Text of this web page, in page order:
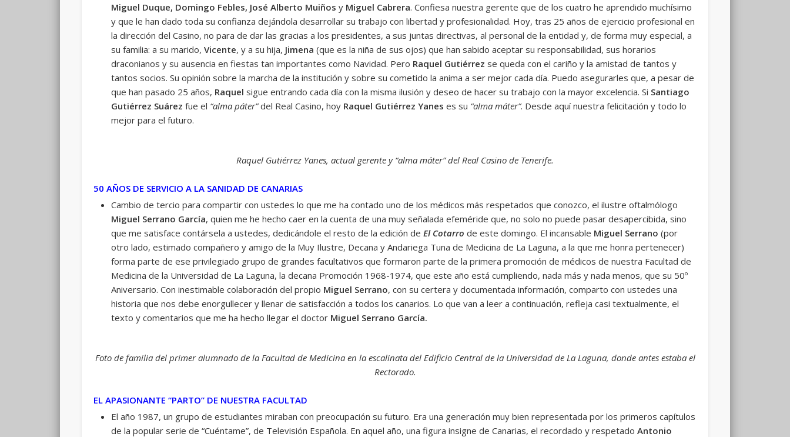
Miguel Duque, Domingo Febles, José Alberto Muiños y Miguel Cabrera. Confiesa nuestra gerente que de los cuatro he aprendido muchísimo
y que le han dado toda su confianza dejándola desarrollar su trabajo con libertad y profesionalidad. Hoy, tras 25 años de ejercicio profesional en
la dirección del Casino, no para de dar las gracias a los presidentes, a sus juntas directivas, al personal de la entidad y, de forma muy especial, a
su familia: a su marido, Vicente, y a su hija, Jimena (que es la niña de sus ojos) que han sabido aceptar su responsabilidad, sus horarios
draconianos y su ausencia en fiestas tan importantes como Navidad. Pero Raquel Gutiérrez se queda con el cariño y la amistad de tantos y
tantos socios. Su opinión sobre la marcha de la institución y sobre su cometido la anima a ser mejor cada día. Puedo asegurarles que, a pesar de
que han pasado 25 años, Raquel sigue entrando cada día con la misma ilusión y deseo de hacer su trabajo con la mayor excelencia. Si Santiago
Gutiérrez Suárez fue el “alma páter”del Real Casino, hoy Raquel Gutiérrez Yanes es su “alma máter”. Desde aquí nuestra felicitación y todo lo
mejor para el futuro.
Raquel Gutiérrez Yanes, actual gerente y “alma máter” del Real Casino de Tenerife.
50 AÑOS DE SERVICIO A LA SANIDAD DE CANARIAS
Cambio de tercio para compartir con ustedes lo que me ha contado uno de los médicos más respetados que conozco, el ilustre oftalmólogo
Miguel Serrano García, quien me he hecho caer en la cuenta de una muy señalada efeméride que, no solo no puede pasar desapercibida, sino
que me satisface contársela a ustedes, dedicándole el resto de la edición de El Cotarro de este domingo. El incansable Miguel Serrano (por
otro lado, estimado compañero y amigo de la Muy Ilustre, Decana y Andariega Tuna de Medicina de La Laguna, a la que me honra pertenecer)
forma parte de ese privilegiado grupo de grandes facultativos que formaron parte de la primera promoción de médicos de nuestra Facultad de
Medicina de la Universidad de La Laguna, la decana Promoción 1968-1974, que este año está cumpliendo, nada más y nada menos, que su 50º
Aniversario. Con inestimable colaboración del propio Miguel Serrano, con su certera y documentada información, comparto con ustedes una
historia que nos debe enorgullecer y llenar de satisfacción a todos los canarios. Lo que van a leer a continuación, refleja casi textualmente, el
texto y comentarios que me ha hecho llegar el doctor Miguel Serrano García.
Foto de familia del primer alumnado de la Facultad de Medicina en la escalinata del Edificio Central de la Universidad de La Laguna, donde antes estaba el
Rectorado.
EL APASIONANTE “PARTO” DE NUESTRA FACULTAD
El año 1987, un grupo de estudiantes miraban con preocupación su futuro. Era una generación muy bien representada por los primeros capítulos
de la popular serie de “Cuéntame”, de Televisión Española. En aquel año, una figura insigne de Canarias, el recordado y respetado Antonio